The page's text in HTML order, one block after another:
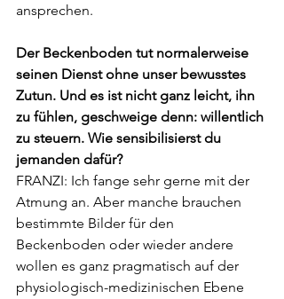
ansprechen.
Der Beckenboden tut normalerweise
seinen Dienst ohne unser bewusstes
Zutun. Und es ist nicht ganz leicht, ihn
zu fühlen, geschweige denn: willentlich
zu steuern. Wie sensibilisierst du
jemanden dafür?
FRANZI: Ich fange sehr gerne mit der
Atmung an. Aber manche brauchen
bestimmte Bilder für den
Beckenboden oder wieder andere
wollen es ganz pragmatisch auf der
physiologisch-medizinischen Ebene